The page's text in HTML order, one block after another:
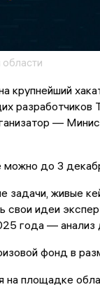
крупнейший
разработчиков
—
можно до 3
задачи, живые
свои идеи
года — анализ
фонд в
на площадке